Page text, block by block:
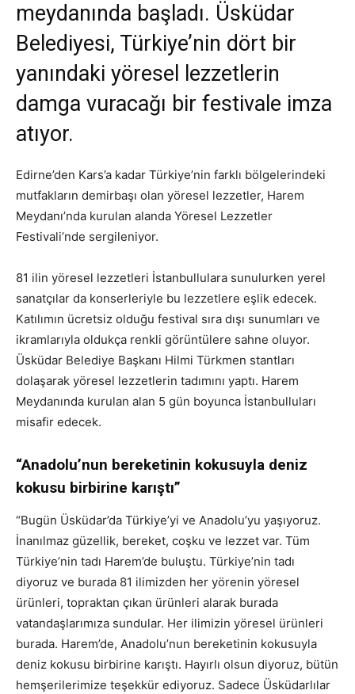
meydanında başladı. Üsküdar
Belediyesi, Türkiye’nin dört bir
yanındaki yöresel lezzetlerin
damga vuracağı bir festivale imza
atıyor.
Edirne’den Kars’a kadar Türkiye’nin farklı bölgelerindeki
mutfakların demirbaşı olan yöresel lezzetler, Harem
Meydanı’nda kurulan alanda Yöresel Lezzetler
Festivali’nde sergileniyor.
81 ilin yöresel lezzetleri İstanbullulara sunulurken yerel
sanatçılar da konserleriyle bu lezzetlere eşlik edecek.
Katılımın ücretsiz olduğu festival sıra dışı sunumları ve
ikramlarıyla oldukça renkli görüntülere sahne oluyor.
Üsküdar Belediye Başkanı Hilmi Türkmen stantları
dolaşarak yöresel lezzetlerin tadımını yaptı. Harem
Meydanında kurulan alan 5 gün boyunca İstanbulluları
misafir edecek.
“Anadolu’nun bereketinin kokusuyla deniz
kokusu birbirine karıştı”
“Bugün Üsküdar’da Türkiye’yi ve Anadolu’yu yaşıyoruz.
İnanılmaz güzellik, bereket, coşku ve lezzet var. Tüm
Türkiye’nin tadı Harem’de buluştu. Türkiye’nin tadı
diyoruz ve burada 81 ilimizden her yörenin yöresel
ürünleri, topraktan çıkan ürünleri alarak burada
vatandaşlarımıza sundular. Her ilimizin yöresel ürünleri
burada. Harem’de, Anadolu’nun bereketinin kokusuyla
deniz kokusu birbirine karıştı. Hayırlı olsun diyoruz, bütün
hemşerilerimize teşekkür ediyoruz. Sadece Üsküdarlılar